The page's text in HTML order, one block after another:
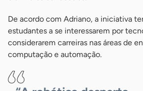
De acordo com Adriano, a iniciativa
estudantes a se interessarem por
considerarem carreiras nas áreas de
computação e automação.